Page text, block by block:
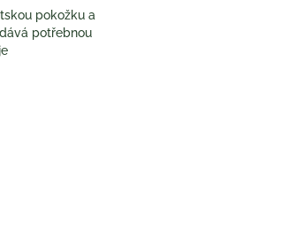
pokožku a
potřebnou